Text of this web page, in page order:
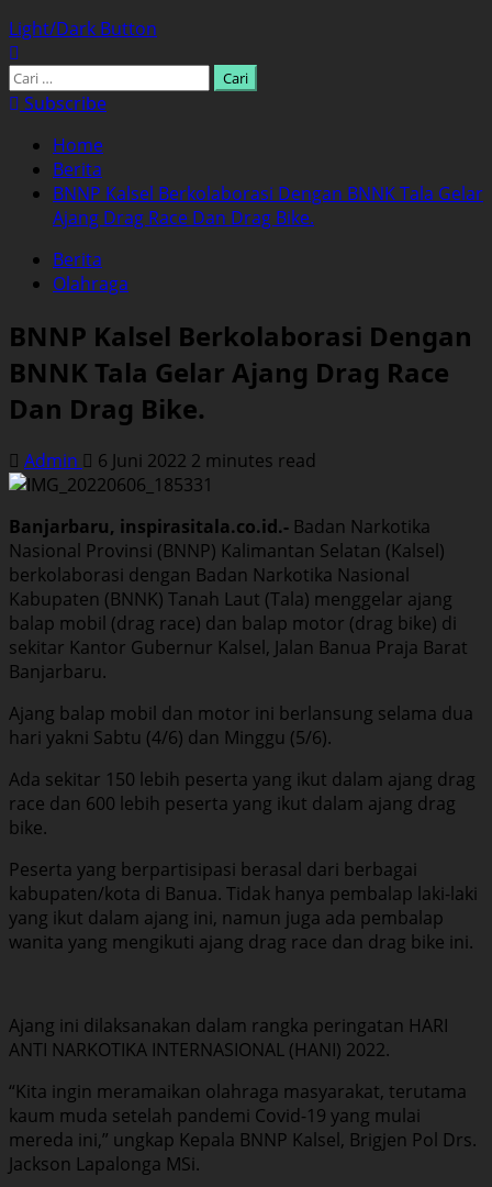
Light/Dark Button
Cari
untuk:
Subscribe
Home
Berita
BNNP Kalsel Berkolaborasi Dengan BNNK Tala Gelar
Ajang Drag Race Dan Drag Bike.
Berita
Olahraga
BNNP Kalsel Berkolaborasi Dengan
BNNK Tala Gelar Ajang Drag Race
Dan Drag Bike.
Admin 6 Juni 2022 2 minutes read
Banjarbaru, inspirasitala.co.id.- Badan Narkotika
Nasional Provinsi (BNNP) Kalimantan Selatan (Kalsel)
berkolaborasi dengan Badan Narkotika Nasional
Kabupaten (BNNK) Tanah Laut (Tala) menggelar ajang
balap mobil (drag race) dan balap motor (drag bike) di
sekitar Kantor Gubernur Kalsel, Jalan Banua Praja Barat
Banjarbaru.
Ajang balap mobil dan motor ini berlansung selama dua
hari yakni Sabtu (4/6) dan Minggu (5/6).
Ada sekitar 150 lebih peserta yang ikut dalam ajang drag
race dan 600 lebih peserta yang ikut dalam ajang drag
bike.
Peserta yang berpartisipasi berasal dari berbagai
kabupaten/kota di Banua. Tidak hanya pembalap laki-laki
yang ikut dalam ajang ini, namun juga ada pembalap
wanita yang mengikuti ajang drag race dan drag bike ini.
Ajang ini dilaksanakan dalam rangka peringatan HARI
ANTI NARKOTIKA INTERNASIONAL (HANI) 2022.
“Kita ingin meramaikan olahraga masyarakat, terutama
kaum muda setelah pandemi Covid-19 yang mulai
mereda ini,” ungkap Kepala BNNP Kalsel, Brigjen Pol Drs.
Jackson Lapalonga MSi.